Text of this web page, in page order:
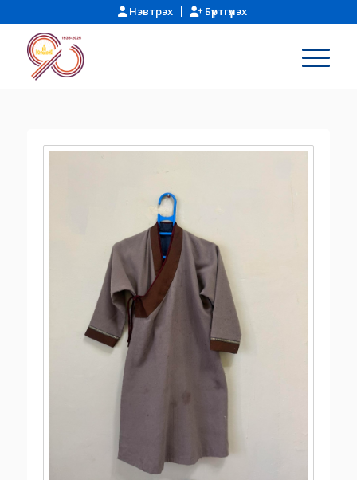
Нэвтрэх Бүртгүүлэх